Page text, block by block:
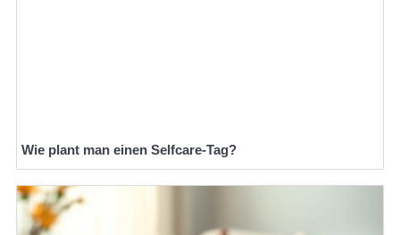
Wie plant man einen Selfcare-Tag?